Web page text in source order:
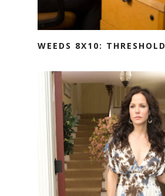
WEEDS 8X10: THRESHOLD